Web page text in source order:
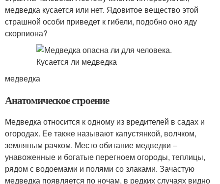
медведка кусается или нет. Ядовитое вещество этой
страшной особи приведет к гибели, подобно оно яду
скорпиона?
медведка
Анатомическое строение
Медведка относится к одному из вредителей в садах и
огородах. Ее также называют капустянкой, волчком,
земляным рачком. Место обитание медведки –
унавоженные и богатые перегноем огороды, теплицы,
рядом с водоемами и полями со злаками. Зачастую
медведка появляется по ночам, в редких случаях видно